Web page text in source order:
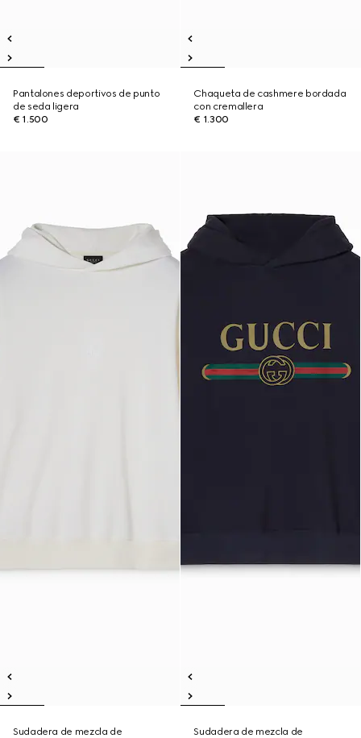
Pantalones deportivos de punto
de seda ligera
€ 1.500
Chaqueta de cashmere bordada
con cremallera
€ 1.300
Sudadera de mezcla de
Sudadera de mezcla de